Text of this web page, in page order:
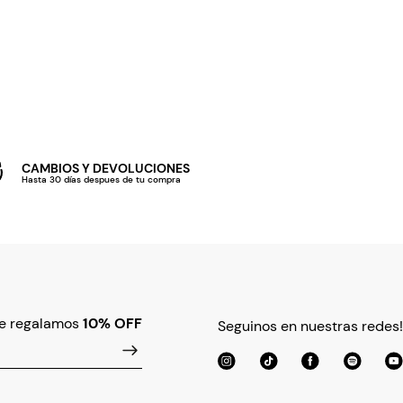
CAMBIOS Y DEVOLUCIONES
Hasta 30 días despues de tu compra
regalamos10% OFF Seguinos en nuestras redes!